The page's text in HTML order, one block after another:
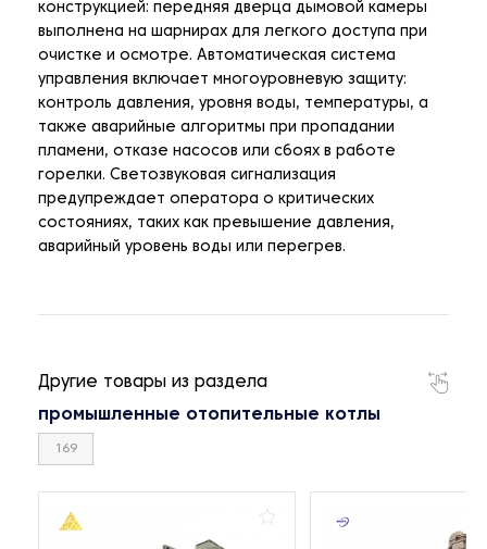
конструкцией: передняя дверца дымовой камеры
выполнена на шарнирах для легкого доступа при
очистке и осмотре. Автоматическая система
управления включает многоуровневую защиту:
контроль давления, уровня воды, температуры, а
также аварийные алгоритмы при пропадании
пламени, отказе насосов или сбоях в работе
горелки. Светозвуковая сигнализация
предупреждает оператора о критических
состояниях, таких как превышение давления,
аварийный уровень воды или перегрев.
Другие товары из раздела
промышленные отопительные котлы
169